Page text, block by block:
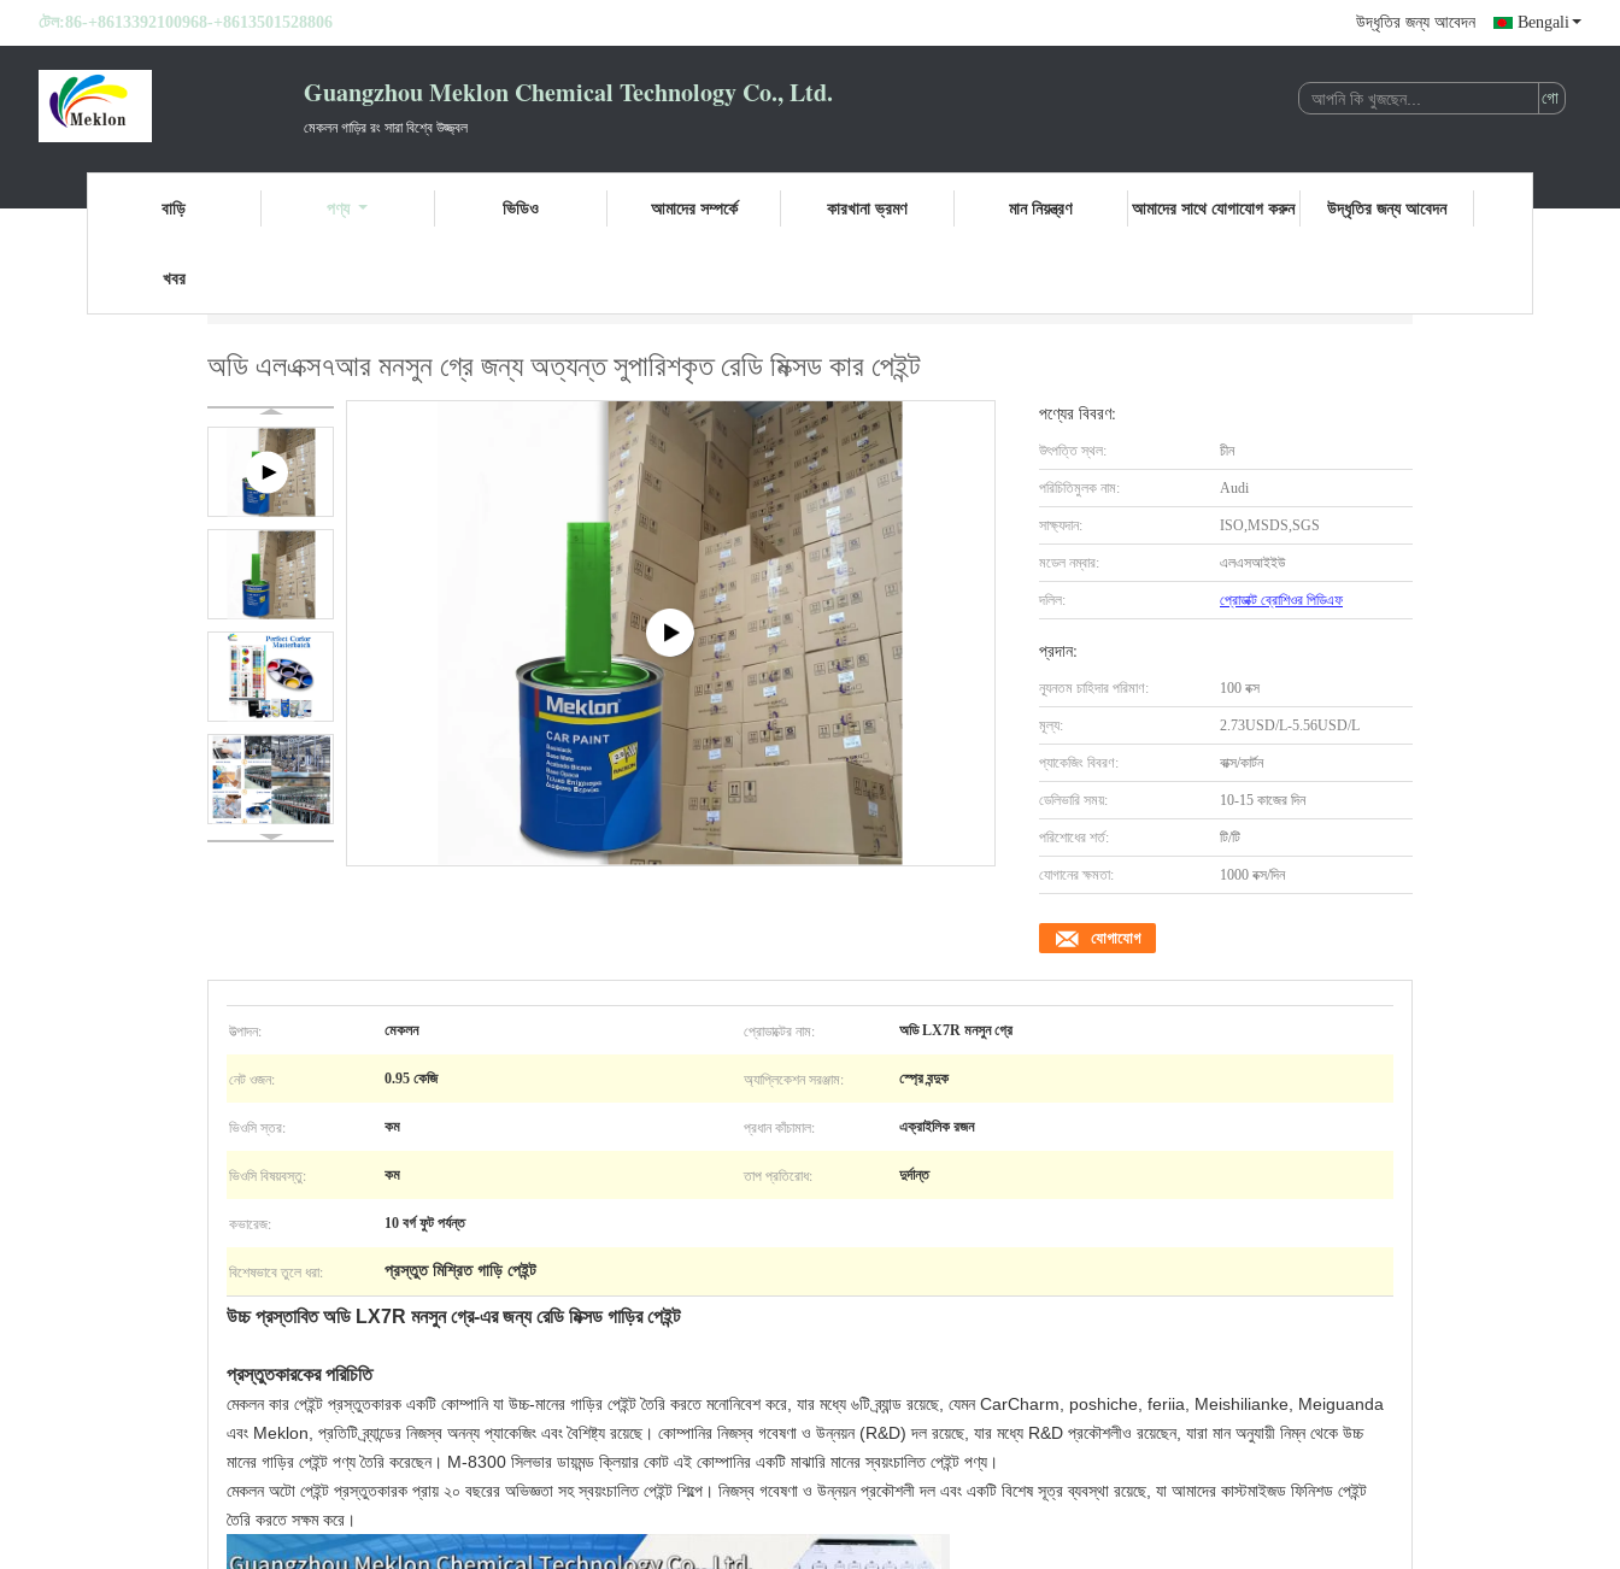
টেল:86-+8613392100968-+8613501528806 উদ্ধৃতির জন্য আবেদন Bengali
Guangzhou Meklon Chemical Technology Co., Ltd.
মেকলন গাড়ির রং সারা বিশ্বে উজ্জ্বল
বাড়ি পণ্য ভিডিও আমাদের সম্পর্কে কারখানা ভ্রমণ মান নিয়ন্ত্রণ আমাদের সাথে যোগাযোগ করুন উদ্ধৃতির জন্য আবেদন
খবর
অডি এলএক্স৭আর মনসুন গ্রে জন্য অত্যন্ত সুপারিশকৃত রেডি মিক্সড কার পেইন্ট
পণ্যের বিবরণ:
উৎপত্তি স্থল: চীন
পরিচিতিমুলক নাম: Audi
সাক্ষ্যদান: ISO,MSDS,SGS
মডেল নম্বার: এলএসআইইউ
দলিল: প্রোডাক্ট ব্রোশিওর পিডিএফ
প্রদান:
ন্যূনতম চাহিদার পরিমাণ: 100 বক্স
মূল্য: 2.73USD/L-5.56USD/L
প্যাকেজিং বিবরণ: বাক্স/কার্টন
ডেলিভারি সময়: 10-15 কাজের দিন
পরিশোধের শর্ত: টি/টি
যোগানের ক্ষমতা: 1000 বক্স/দিন
যোগাযোগ
উত্পাদন: মেকলন প্রোডাক্টের নাম: অডি LX7R মনসুন গ্রে
নেট ওজন: 0.95 কেজি অ্যাপ্লিকেশন সরঞ্জাম: স্প্রে বন্দুক
ভিওসি স্তর: কম প্রধান কাঁচামাল: এক্রাইলিক রজন
ভিওসি বিষয়বস্তু: কম তাপ প্রতিরোধ: দুর্দান্ত
কভারেজ: 10 বর্গ ফুট পর্যন্ত
বিশেষভাবে তুলে ধরা: প্রস্তুত মিশ্রিত গাড়ি পেইন্ট
উচ্চ প্রস্তাবিত অডি LX7R মনসুন গ্রে-এর জন্য রেডি মিক্সড গাড়ির পেইন্ট
প্রস্তুতকারকের পরিচিতি
মেকলন কার পেইন্ট প্রস্তুতকারক একটি কোম্পানি যা উচ্চ-মানের গাড়ির পেইন্ট তৈরি করতে মনোনিবেশ করে, যার মধ্যে ৬টি ব্র্যান্ড রয়েছে, যেমন CarCharm, poshiche, feriia, Meishilianke, Meiguanda
এবং Meklon, প্রতিটি ব্র্যান্ডের নিজস্ব অনন্য প্যাকেজিং এবং বৈশিষ্ট্য রয়েছে। কোম্পানির নিজস্ব গবেষণা ও উন্নয়ন (R&D) দল রয়েছে, যার মধ্যে R&D প্রকৌশলীও রয়েছেন, যারা মান অনুযায়ী নিম্ন থেকে উচ্চ
মানের গাড়ির পেইন্ট পণ্য তৈরি করেছেন। M-8300 সিলভার ডায়মন্ড ক্লিয়ার কোট এই কোম্পানির একটি মাঝারি মানের স্বয়ংচালিত পেইন্ট পণ্য।
মেকলন অটো পেইন্ট প্রস্তুতকারক প্রায় ২০ বছরের অভিজ্ঞতা সহ স্বয়ংচালিত পেইন্ট শিল্পে। নিজস্ব গবেষণা ও উন্নয়ন প্রকৌশলী দল এবং একটি বিশেষ সূত্র ব্যবস্থা রয়েছে, যা আমাদের কাস্টমাইজড ফিনিশড পেইন্ট
তৈরি করতে সক্ষম করে।